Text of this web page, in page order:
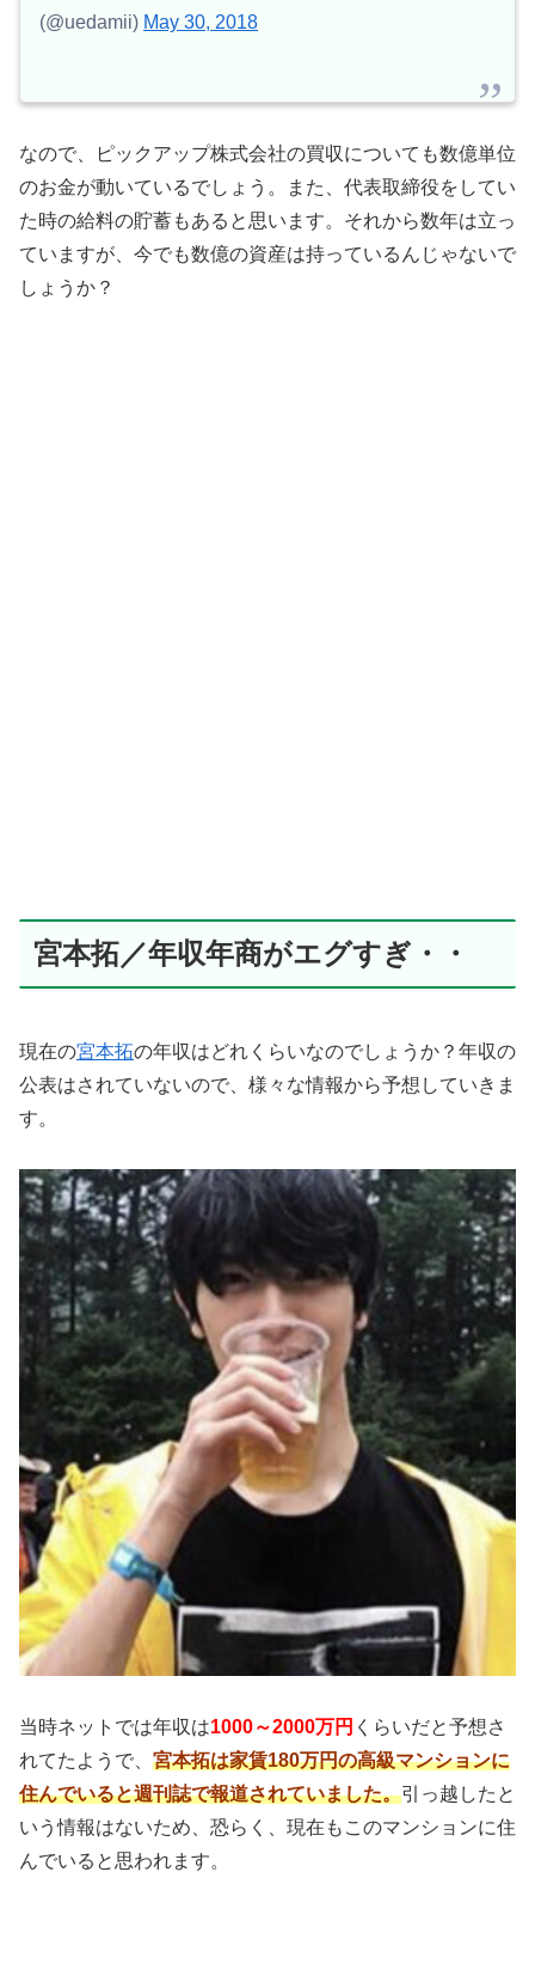
(@uedamii) May 30, 2018
なので、ピックアップ株式会社の買収についても数億単位
のお金が動いているでしょう。また、代表取締役をしてい
た時の給料の貯蓄もあると思います。それから数年は立っ
ていますが、今でも数億の資産は持っているんじゃないで
しょうか？
宮本拓／年収年商がエグすぎ・・
現在の宮本拓の年収はどれくらいなのでしょうか？年収の
公表はされていないので、様々な情報から予想していきま
す。
当時ネットでは年収は1000～2000万円 くらいだと予想さ
れてたようで、 宮本拓は家賃180万円の高級マンションに
住んでいると週刊誌で報道されていました。引っ越したと
いう情報はないため、恐らく、現在もこのマンションに住
んでいると思われます。